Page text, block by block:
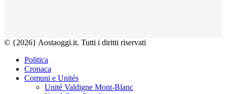
© {2026} Aostaoggi.it. Tutti i diritti riservati
Politica
Cronaca
Comuni e Unités
Unité Valdigne Mont-Blanc